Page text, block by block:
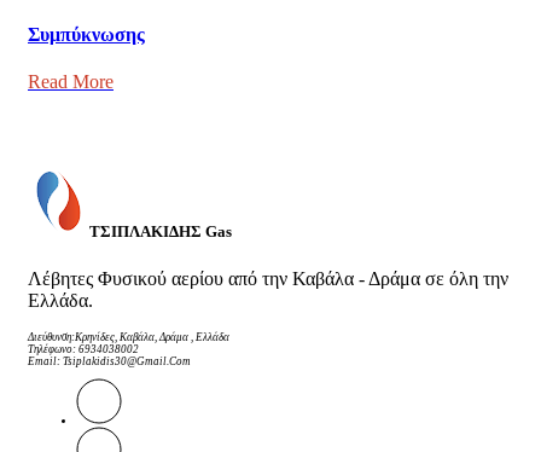
Συμπύκνωσης
Read More
ΤΣΙΠΛΑΚΙΔΗΣ Gas
Λέβητες Φυσικού αερίου από την Καβάλα - Δράμα σε όλη την
Ελλάδα.
Διεύθυνση:Κρηνίδες, Καβάλα, Δράμα , Ελλάδα
Τηλέφωνο: 6934038002
Email: Tsiplakidis30@gmail.com